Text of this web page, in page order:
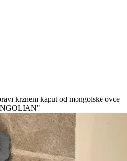
krzneni kaput od mongolske ovce